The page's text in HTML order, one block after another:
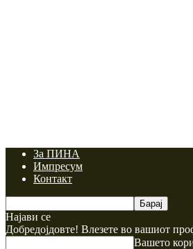
За ПИНА
Импресум
Контакт
Најави се
Добредојдовте! Влезете во вашиот
Вашето